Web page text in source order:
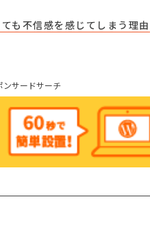
も不信感を感じてしまう理由
ンサードサーチ